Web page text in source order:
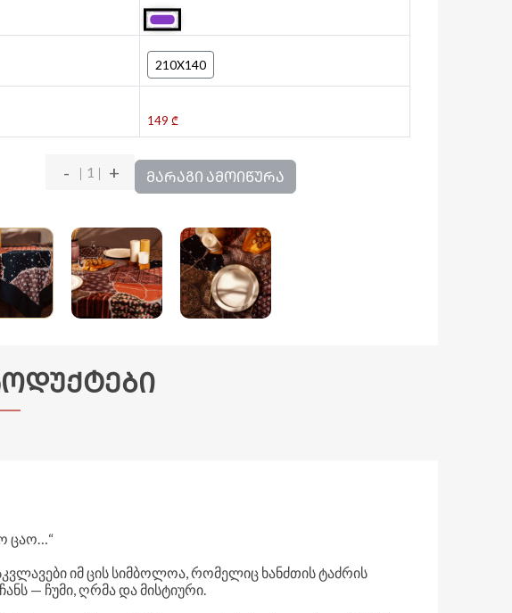
210X140
149 ₾
- + ᲛᲐᲠᲐᲒᲘ ᲐᲛᲝᲘᲬᲣᲠᲐ
ᲪᲐᲝ…“
ᲘᲛ ᲪᲘᲡ ᲡᲘᲛᲑᲝᲚᲝᲐ, ᲠᲝᲛᲔᲚᲘᲪ ᲮᲐᲜᲫᲗᲘᲡ ᲢᲐᲫᲠᲘᲡ
— ᲩᲣᲛᲘ, ᲦᲠᲛᲐ ᲓᲐ ᲛᲘᲡᲢᲘᲣᲠᲘ.